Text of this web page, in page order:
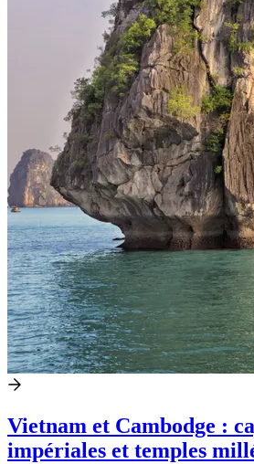
Vietnam et Cambodge :
impériales et temples